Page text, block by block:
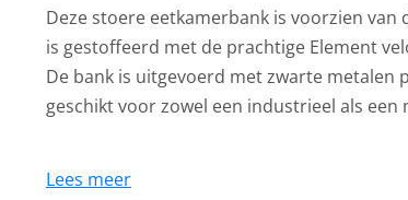
Deze stoere eetkamerbank is voorzien van
is gestoffeerd met de prachtige Element
De bank is uitgevoerd met zwarte metalen
geschikt voor zowel een industrieel als
De kleur op de foto kan per
Lees meer